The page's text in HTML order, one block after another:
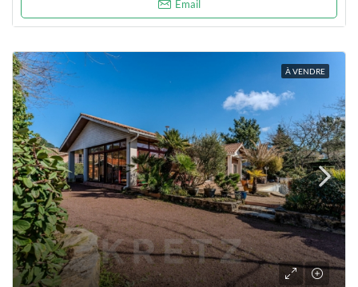
Email
À VENDRE